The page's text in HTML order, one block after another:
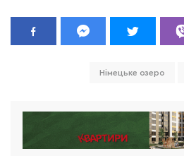
Німецьке озеро